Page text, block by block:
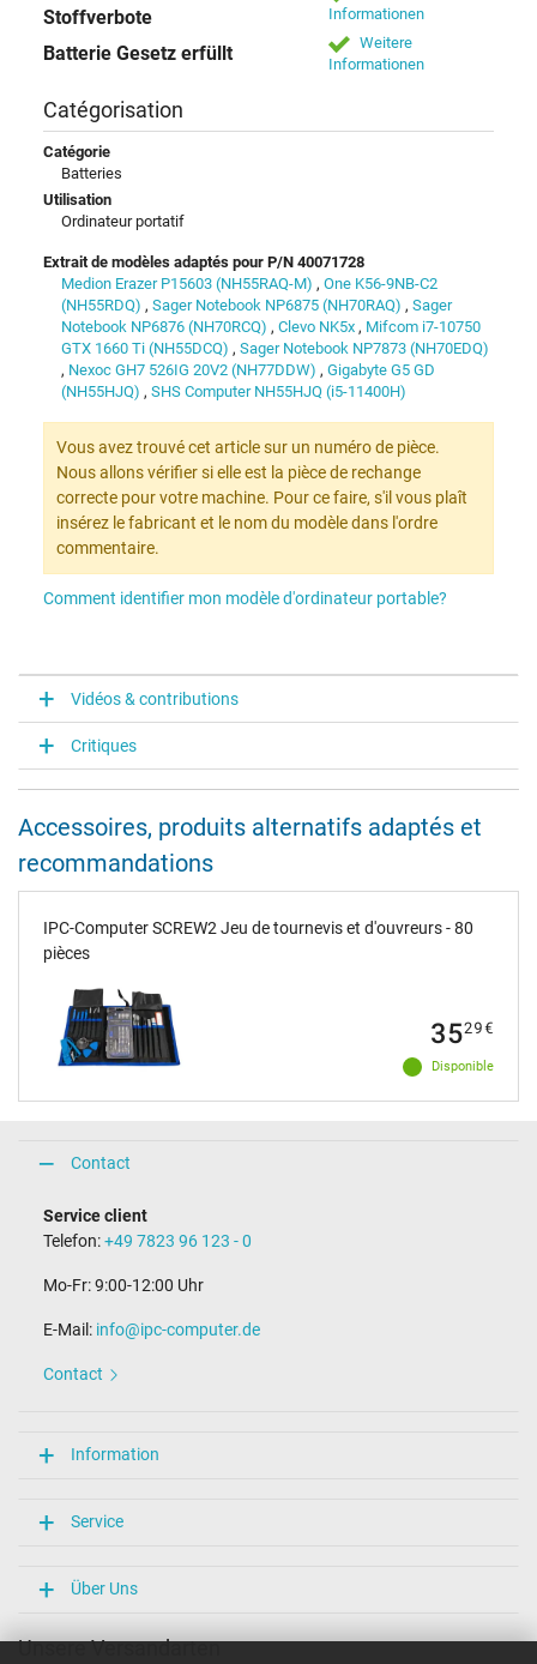
Stoffverbote
Informationen
Batterie Gesetz erfüllt
Weitere
Informationen
Catégorisation
Catégorie
Batteries
Utilisation
Ordinateur portatif
Extrait de modèles adaptés pour P/N 40071728
Medion Erazer P15603 (NH55RAQ-M) , One K56-9NB-C2
(NH55RDQ) , Sager Notebook NP6875 (NH70RAQ) , Sager
Notebook NP6876 (NH70RCQ) , Clevo NK5x , Mifcom i7-10750
GTX 1660 Ti (NH55DCQ) , Sager Notebook NP7873 (NH70EDQ)
, Nexoc GH7 526IG 20V2 (NH77DDW) , Gigabyte G5 GD
(NH55HJQ) , SHS Computer NH55HJQ (i5-11400H)
Vous avez trouvé cet article sur un numéro de pièce.
Nous allons vérifier si elle est la pièce de rechange
correcte pour votre machine. Pour ce faire, s'il vous plaît
insérez le fabricant et le nom du modèle dans l'ordre
commentaire.
Comment identifier mon modèle d'ordinateur portable?
Vidéos & contributions
Critiques
Accessoires, produits alternatifs adaptés et
recommandations
IPC-Computer SCREW2 Jeu de tournevis et d'ouvreurs - 80
pièces
Disponible
3529€
Contact
Service client
Telefon:+49 7823 96 123 - 0
Mo-Fr: 9:00-12:00 Uhr
E-Mail: info@ipc-computer.de
Contact
Information
Service
Über Uns
Unsere Versandarten